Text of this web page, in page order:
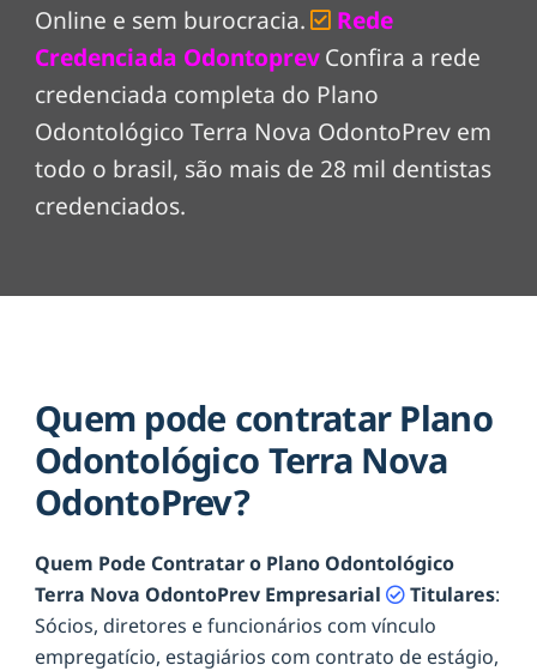
Online e sem burocracia.
Rede
Credenciada OdontoprevConfira a rede
credenciada completa do Plano
Odontológico Terra Nova OdontoPrev em
todo o brasil, são mais de 28 mil dentistas
credenciados.
Quem pode contratar Plano
Odontológico Terra Nova
OdontoPrev?
Quem Pode Contratar o Plano Odontológico
Terra Nova OdontoPrev Empresarial
Titulares:
Sócios, diretores e funcionários com vínculo
empregatício, estagiários com contrato de estágio,